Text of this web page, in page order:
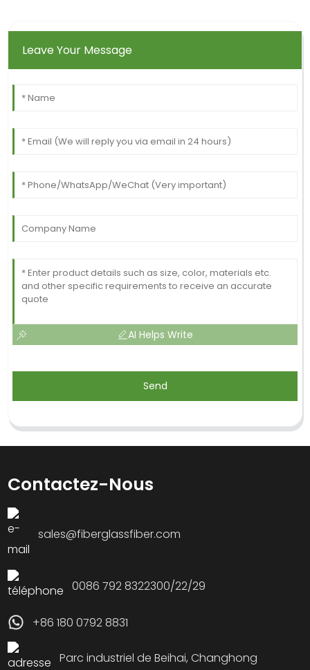
Leave Your Message
AI Helps Write
Send
Contactez-Nous
sales@fiberglassfiber.com
0086 792 8322300/22/29
+86 180 0792 8831
Parc industriel de Beihai, Changhong